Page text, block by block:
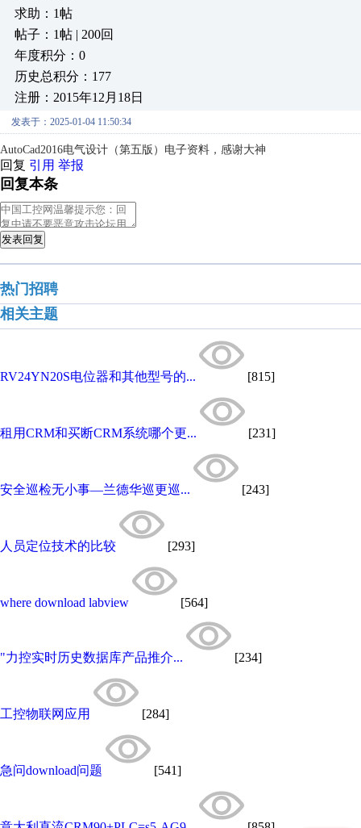
求助：1帖
帖子：1帖 | 200回
年度积分：0
历史总积分：177
注册：2015年12月18日
发表于：2025-01-04 11:50:34
AutoCad2016电气设计（第五版）电子资料，感谢大神
回复 引用 举报
回复本条
发表回复
热门招聘
相关主题
RV24YN20S电位器和其他型号的... [815]
租用CRM和买断CRM系统哪个更... [231]
安全巡检无小事—兰德华巡更巡... [243]
人员定位技术的比较 [293]
where download labview [564]
"力控实时历史数据库产品推介... [234]
工控物联网应用 [284]
急问download问题 [541]